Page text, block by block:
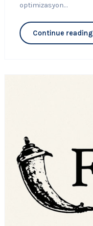
optimizasyon...
Continue reading